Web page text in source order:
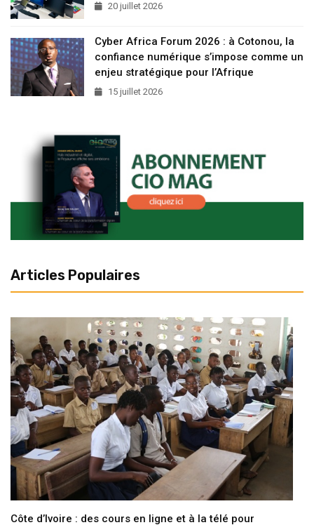
20 juillet 2026
Cyber Africa Forum 2026 : à Cotonou, la
confiance numérique s’impose comme un
enjeu stratégique pour l’Afrique
15 juillet 2026
Articles Populaires
Côte d’Ivoire : des cours en ligne et à la télé pour